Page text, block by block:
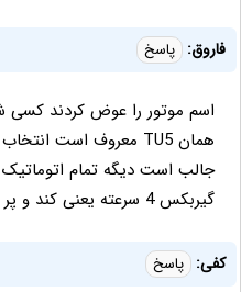
فاروق: پاسخ
اسم موتور را عوض کردند کسی
گیربکس 4 سرعته یعنی کند و پر مصرف
کفی: پاسخ